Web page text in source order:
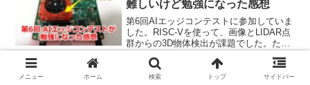
難しいけど勉強になった感想
第6回AIエッジコンテストに参加していま
した。RISC-Vを使って、画像とLIDAR点
群からの3D物体検出が課題でした。ただ
貴重な勉強の機会になりましたし、自身
への忘備録としても内容を紹介します。
エンジニア 海外のハードウェアのコンテスト
メニュー ホーム 検索 トップ サイドバー